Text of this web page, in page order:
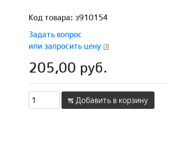
Код товара: з910154
Задать вопрос
или запросить цену
205,00 руб.
Добавить в корзину